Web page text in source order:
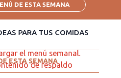
ESTA SEMANA
DE ESTA SEMANA
PARA TUS COMIDAS
el menú semanal.
de respaldo